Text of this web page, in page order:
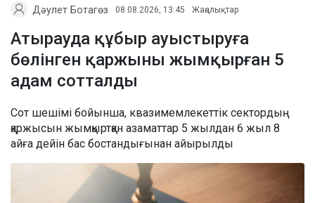
Дәулет Ботагөз 08.08.2026, 13:45 Жаңалықтар
Атырауда құбыр ауыстыруға
бөлінген қаржыны жымқырған 5
адам сотталды
Сот шешімі бойынша, квазимемлекеттік сектордың
қаржысын жымқыртқан азаматтар 5 жылдан 6 жыл 8
айға дейін бас бостандығынан айырылды